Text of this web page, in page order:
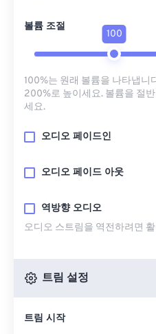
볼륨 조절
100
100%는 원래 볼륨을 나타냅니
200%로 높이세요. 볼륨을 절
세요.
오디오 페이드인
오디오 페이드 아웃
역방향 오디오
오디오 스트림을 역전하려면
트림 설정
트림 시작